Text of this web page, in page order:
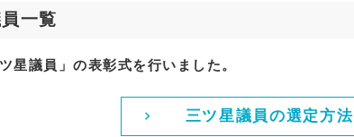
一覧
星議員」の表彰式を行いました。
三ツ星議員の選定方法